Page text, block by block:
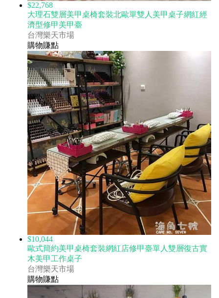
$22,768
大理石雙層美甲桌椅套裝北歐單雙人美甲桌子網紅經
濟型修甲美甲臺
台灣樂天市場
購物賺點
$10,044
歐式簡約美甲桌椅套裝網紅店修甲臺單人雙層復古實
木美甲工作桌子
台灣樂天市場
購物賺點